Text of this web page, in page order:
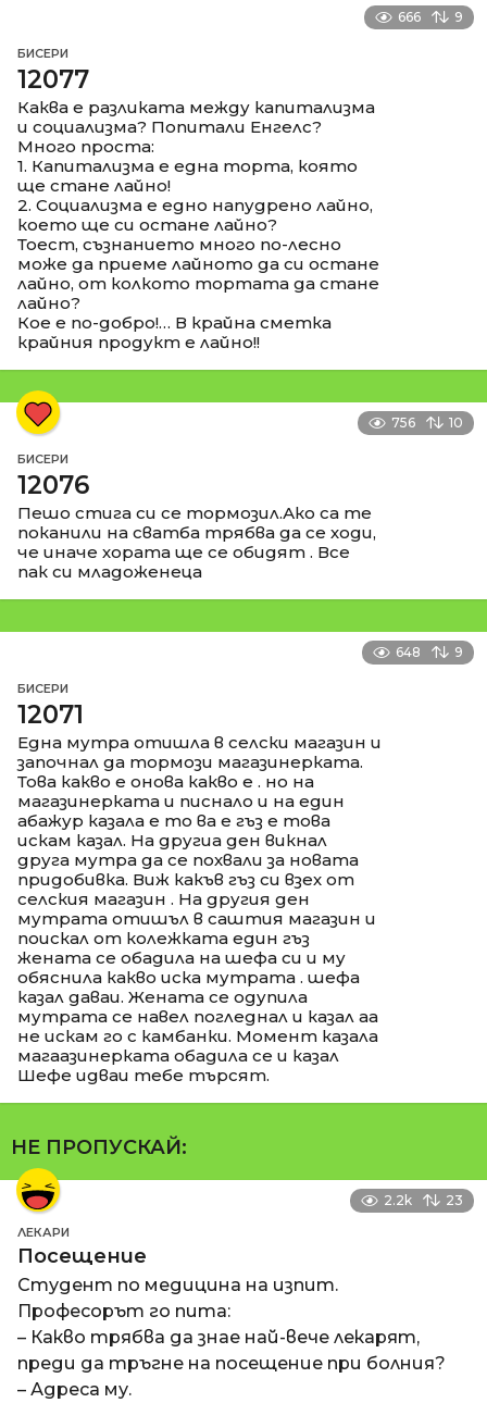
666 9
БИСЕРИ
12077
Каква е разликата между капитализма
и социализма? Попитали Енгелс?
Много проста:
1. Капитализма е една торта, която
ще стане лайно!
2. Социализма е едно напудрено лайно,
което ще си остане лайно?
Тоест, съзнанието много по-лесно
може да приеме лайното да си остане
лайно, от колкото тортата да стане
лайно?
Кое е по-добро!… В крайна сметка
крайния продукт е лайно!!
756 10
БИСЕРИ
12076
Пешо стига си се тормозил.Ако са те
поканили на сватба трябва да се ходи,
че иначе хората ще се обидят . Все
пак си младоженеца
648 9
БИСЕРИ
12071
Една мутра отишла в селски магазин и
започнал да тормози магазинерката.
Това какво е онова какво е . но на
магазинерката и писнало и на един
абажур казала е то ва е гъз е това
искам казал. На другиа ден викнал
друга мутра да се похвали за новата
придобивка. Виж какъв гъз си взех от
селския магазин . На другия ден
мутрата отишъл в саштия магазин и
поискал от колежката един гъз
жената се обадила на шефа си и му
обяснила какво иска мутрата . шефа
казал даваи. Жената се одупила
мутрата се навел погледнал и казал аа
не искам го с камбанки. Момент казала
магаазинерката обадила се и казал
Шефе идваи тебе търсят.
НЕ ПРОПУСКАЙ:
2.2k 23
ЛЕКАРИ
Посещение
Студент по медицина на изпит.
Професорът го пита:
– Какво трябва да знае най-вече лекарят,
преди да тръгне на посещение при болния?
– Адреса му.